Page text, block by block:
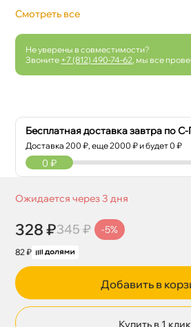
Смотреть все
Не уверены в совместимости?
Звоните +7 (812) 490-74-62 , мы все
Бесплатная доставка завтра по
Доставка200 ₽, еще2000 ₽ и будет 0 ₽
0 ₽
Ожидается через 3 дня
328 ₽345 ₽ -5%
82 ₽
Добавить в
Купить в 1 клик